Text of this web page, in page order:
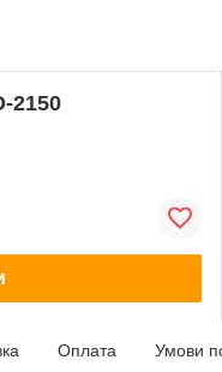
2150
Оплата Умови